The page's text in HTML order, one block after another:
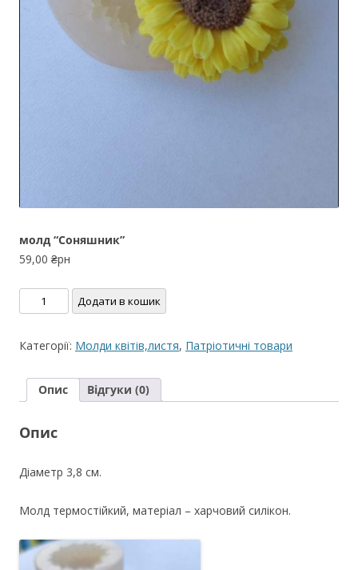
молд “Соняшник”
59,00 ₴рн
молд
"Соняшник"
Додати в кошик
Категорії: Молди квітів,листя, Патріотичні товари
Опис Відгуки (0)
Опис
Діаметр 3,8 см.
Молд термостійкий, матеріал – харчовий силікон.